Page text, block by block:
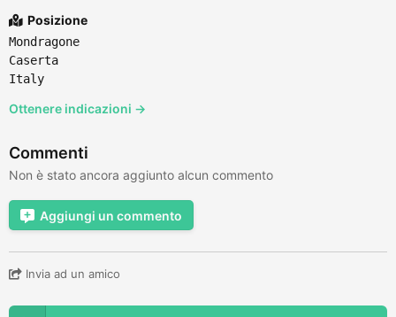
Posizione
Mondragone
Caserta
Italy
Ottenere indicazioni →
Commenti
Non è stato ancora aggiunto alcun commento
Aggiungi un commento
Invia ad un amico